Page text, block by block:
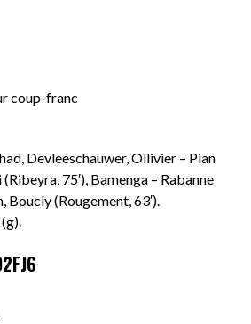
coup-franc
Devleeschauwer, Ollivier – Pian
75′), Bamenga – Rabanne
Boucly (Rougement, 63′).